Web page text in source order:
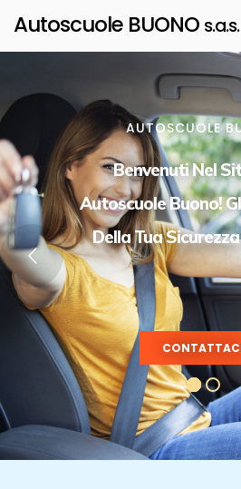
Autoscuole BUONO s.a.s.
AUTOSCUOLE
Benvenuti Nel
Autoscuole Buono!
Della Tua